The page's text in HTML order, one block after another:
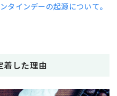
インデーの起源について。
着した理由